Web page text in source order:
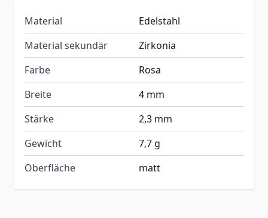
Material
Edelstahl
Material sekundär
Zirkonia
Farbe
Rosa
Breite
4 mm
Stärke
2,3 mm
Gewicht
7,7 g
Oberfläche
matt